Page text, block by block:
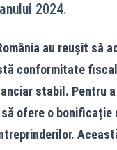
2024.
au reușit să
conformitate
stabil. Pentru a
ofere o bonificație